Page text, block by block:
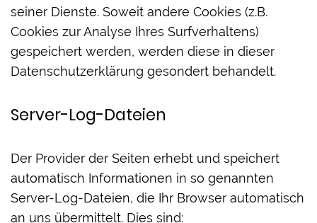
seiner Dienste. Soweit andere Cookies (z.B.
Cookies zur Analyse Ihres Surfverhaltens)
gespeichert werden, werden diese in dieser
Datenschutzerklärung gesondert behandelt.
Server-Log-Dateien
Der Provider der Seiten erhebt und speichert
automatisch Informationen in so genannten
Server-Log-Dateien, die Ihr Browser automatisch
an uns übermittelt. Dies sind: